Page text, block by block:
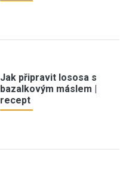
Jak připravit lososa s
bazalkovým máslem |
recept